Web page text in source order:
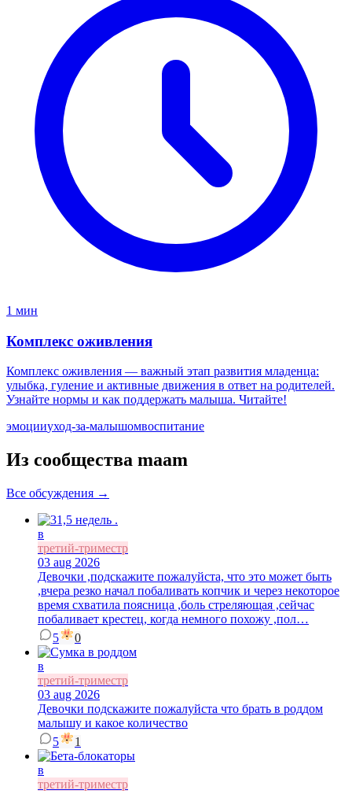
1 мин
Комплекс оживления
Комплекс оживления — важный этап развития младенца:
улыбка, гуление и активные движения в ответ на родителей.
Узнайте нормы и как поддержать малыша. Читайте!
эмоцииуход-за-малышомвоспитание
Из сообщества maam
Все обсуждения →
в
третий-триместр
03 aug 2026
Девочки ,подскажите пожалуйста, что это может быть
,вчера резко начал побаливать копчик и через некоторое
время схватила поясница ,боль стреляющая ,сейчас
побаливает крестец, когда немного похожу ,пол…
5
0
в
третий-триместр
03 aug 2026
Девочки подскажите пожалуйста что брать в роддом
малышу и какое количество
5
1
в
третий-триместр